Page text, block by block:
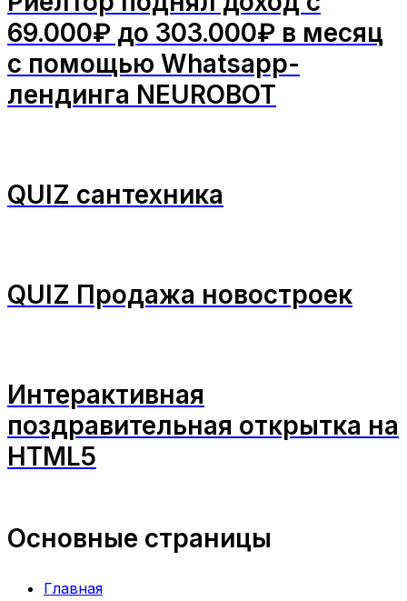
69.000₽ до 303.000₽ в месяц
с помощью Whatsapp-
лендинга NEUROBOT
QUIZ сантехника
QUIZ Продажа новостроек
Интерактивная
поздравительная открытка на
HTML5
Основные страницы
Главная